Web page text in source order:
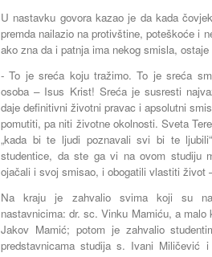
U nastavku govora kazao je da kada
premda nailazio na protivštine, poteškoće i
ako zna da i patnja ima nekog smisla,
- To je sreća koju tražimo. To je sreća
osoba – Isus Krist! Sreća je susresti
daje definitivni životni pravac i apsolutni
pomutiti, pa niti životne okolnosti. Sveta
„kada bi te ljudi poznavali svi bi te
studentice, da ste ga vi na ovom studiju
ojačali i svoj smisao, i obogatili vlastiti život
Na kraju je zahvalio svima koji su
nastavnicima: dr. sc. Vinku Mamiću, a
Jakov Mamić; potom je zahvalio
predstavnicama studija s. Ivani Miličević